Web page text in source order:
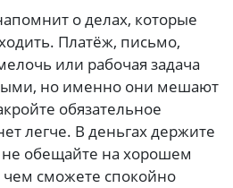
о делах, которые
Платёж, письмо,
или рабочая задача
но именно они мешают
обязательное
легче. В деньгах держите
обещайте на хорошем
сможете спокойно